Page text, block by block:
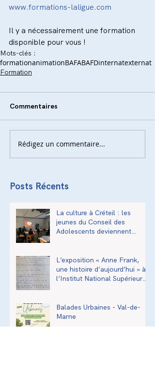
www.formations-laligue.com
Il y a nécessairement une formation
disponible pour vous !
Mots-clés :
formationanimationBAFABAFDinternatexternat
Formation
Commentaires
Rédigez un commentaire...
Posts Récents
La culture à Créteil : les
jeunes du Conseil des
Adolescents deviennent
L’exposition « Anne Frank,
une histoire d’aujourd’hui » à
l’Institut National Supérieur
Balades Urbaines - Val-de-
Marne